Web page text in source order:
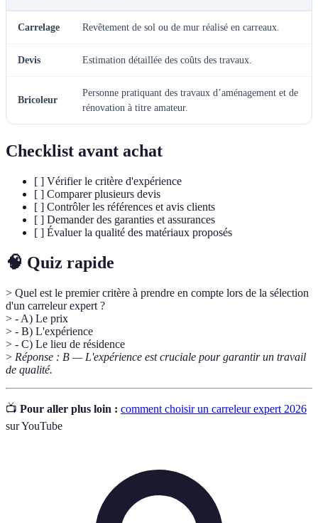
Carrelage Revêtement de sol ou de mur réalisé en carreaux.
Devis Estimation détaillée des coûts des travaux.
Bricoleur
Personne pratiquant des travaux d’aménagement et de
rénovation à titre amateur.
Checklist avant achat
[ ] Vérifier le critère d'expérience
[ ] Comparer plusieurs devis
[ ] Contrôler les références et avis clients
[ ] Demander des garanties et assurances
[ ] Évaluer la qualité des matériaux proposés
🧠 Quiz rapide
> Quel est le premier critère à prendre en compte lors de la sélection
d'un carreleur expert ?
> - A) Le prix
> - B) L'expérience
> - C) Le lieu de résidence
> Réponse : B — L'expérience est cruciale pour garantir un travail
de qualité.
📺 Pour aller plus loin : comment choisir un carreleur expert 2026
sur YouTube